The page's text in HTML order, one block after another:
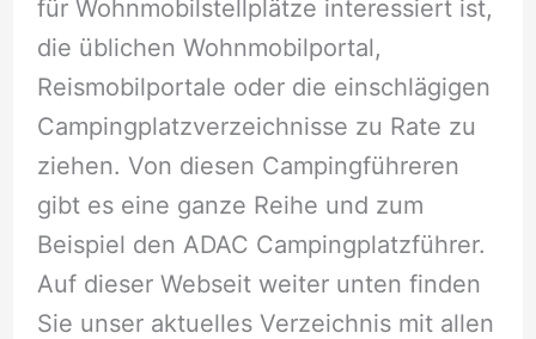
für Wohnmobilstellplätze interessiert ist,
die üblichen Wohnmobilportal,
Reismobilportale oder die einschlägigen
Campingplatzverzeichnisse zu Rate zu
ziehen. Von diesen Campingführeren
gibt es eine ganze Reihe und zum
Beispiel den ADAC Campingplatzführer.
Auf dieser Webseit weiter unten finden
Sie unser aktuelles Verzeichnis mit allen